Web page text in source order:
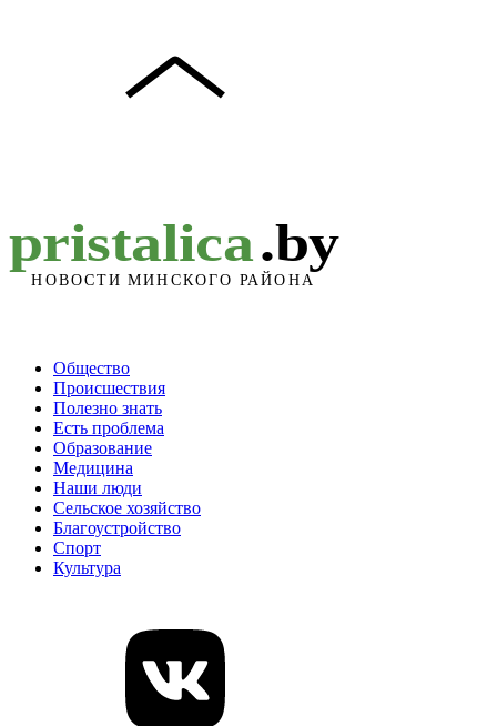
Общество
Происшествия
Полезно знать
Есть проблема
Образование
Медицина
Наши люди
Сельское хозяйство
Благоустройство
Спорт
Культура